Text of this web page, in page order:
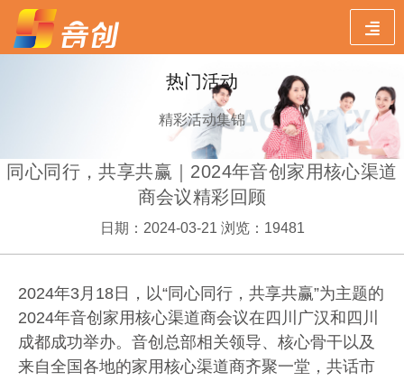
热门活动
精彩活动集锦
同心同行，共享共赢｜2024年音创家用核心渠道
商会议精彩回顾
日期：2024-03-21 浏览：19481
2024年3月 18 日，以“同心同行，共享共赢”为主题的
2024年音创家用核心渠道商会议在四川广汉和四川
成都成功举办。音创总部相关领导、核心骨干以及
来自全国各地的家用核心渠道商齐聚一堂，共话市